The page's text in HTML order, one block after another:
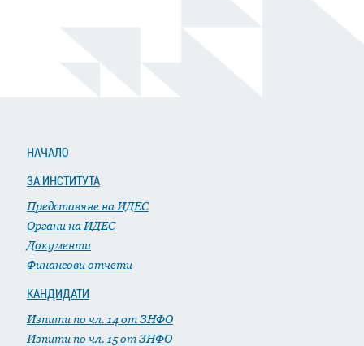
НАЧАЛО
ЗА ИНСТИТУТА
Представяне на ИДЕС
Органи на ИДЕС
Документи
Финансови отчети
КАНДИДАТИ
Изпити по чл. 14 от ЗНФО
Изпити по чл. 15 от ЗНФО